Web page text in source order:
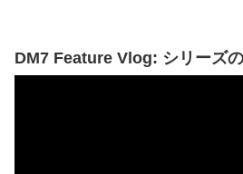
DM7 Feature Vlog: シリーズ